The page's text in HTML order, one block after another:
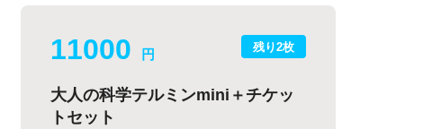
残り2枚
11000 円
大人の科学テルミンmini＋チケッ
トセット